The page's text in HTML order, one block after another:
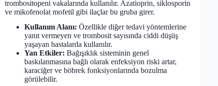
trombositopeni vakalarında kullanılır. Azatioprin, siklosporin
ve mikofenolat mofetil gibi ilaçlar bu gruba girer.
Kullanım Alanı: Özellikle diğer tedavi yöntemlerine
yanıt vermeyen ve trombosit sayısında ciddi düşüş
yaşayan hastalarda kullanılır.
Yan Etkiler: Bağışıklık sisteminin genel
baskılanmasına bağlı olarak enfeksiyon riski artar,
karaciğer ve böbrek fonksiyonlarında bozulma
görülebilir.